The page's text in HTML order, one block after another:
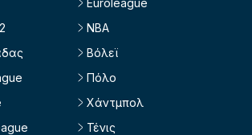
Euroleague
NBA
Βόλεϊ
Πόλο
Χάντμπολ
Τένις